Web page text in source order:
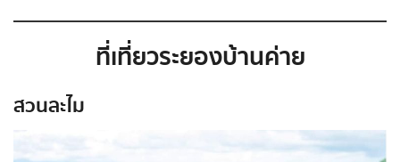
ที่เที่ยวระยองบ้านค่าย
สวนละไม